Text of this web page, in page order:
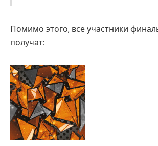
Помимо этого, все участники
получат: